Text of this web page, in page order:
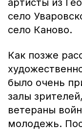
артисты из
село
село Каново.
Как позже
было очень
залы
ветераны
молодежь.